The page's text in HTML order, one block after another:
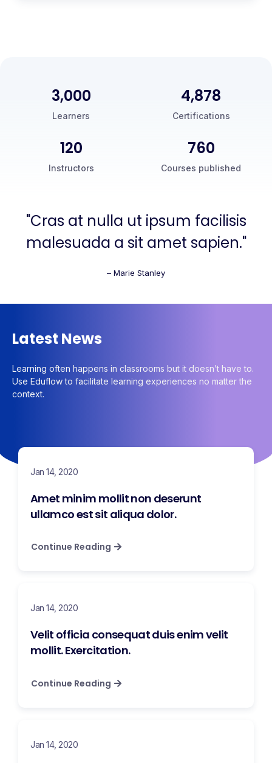
3,000
Learners
5,000
Certifications
120
Instructors
760
Courses published
"Cras at nulla ut ipsum facilisis
malesuada a sit amet sapien."
– Marie Stanley
Latest News
Learning often happens in classrooms but it doesn’t have to.
Use Eduflow to facilitate learning experiences no matter the
context.
Jan 14, 2020
Amet minim mollit non deserunt
ullamco est sit aliqua dolor.
Continue Reading
Jan 14, 2020
Velit officia consequat duis enim velit
mollit. Exercitation.
Continue Reading
Jan 14, 2020